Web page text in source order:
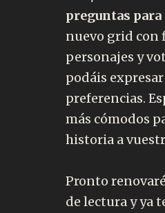
preguntas
nuevo grid con
personajes y
podáis
preferencias.
más cómodos
historia a
Pronto
de lectura y ya